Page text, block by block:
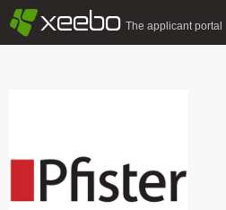
§xeebo The applicant portal